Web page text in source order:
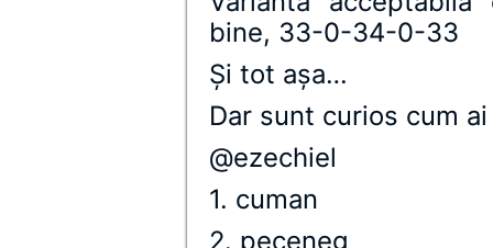
bine, 33-0-34-0-33
Și tot aşa…
Dar sunt curios cum
@ezechiel
1. cuman
2. peceneg